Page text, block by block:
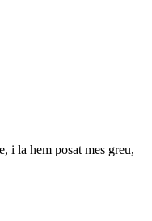
i la hem posat mes greu,